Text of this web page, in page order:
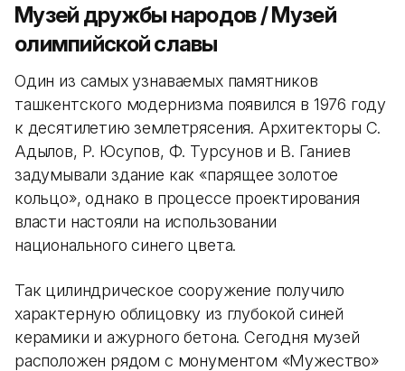
Музей дружбы народов / Музей
олимпийской славы
Один из самых узнаваемых памятников
ташкентского модернизма появился в 1976 году
к десятилетию землетрясения. Архитекторы С.
Адылов, Р. Юсупов, Ф. Турсунов и В. Ганиев
задумывали здание как «парящее золотое
кольцо», однако в процессе проектирования
власти настояли на использовании
национального синего цвета.
Так цилиндрическое сооружение получило
характерную облицовку из глубокой синей
керамики и ажурного бетона. Сегодня музей
расположен рядом с монументом «Мужество»